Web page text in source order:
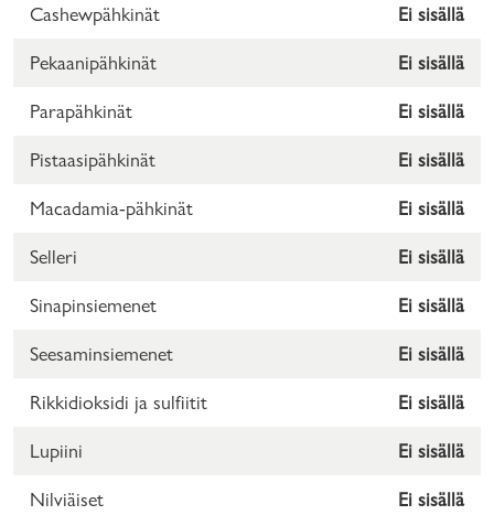
Cashewpähkinät Ei sisällä
Pekaanipähkinät Ei sisällä
Parapähkinät Ei sisällä
Pistaasipähkinät Ei sisällä
Macadamia-pähkinät Ei sisällä
Selleri Ei sisällä
Sinapinsiemenet Ei sisällä
Seesaminsiemenet Ei sisällä
Rikkidioksidi ja sulfiitit Ei sisällä
Lupiini Ei sisällä
Nilviäiset Ei sisällä